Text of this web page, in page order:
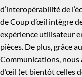
d’interopérabilité de
de Coup d’œil intègre
expérience utilisateur
pièces. De plus, grâce
Communications, nous
d’œil (et bientôt celles